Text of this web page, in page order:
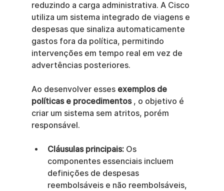
reduzindo a carga administrativa. A Cisco
utiliza um sistema integrado de viagens e
despesas que sinaliza automaticamente
gastos fora da política, permitindo
intervenções em tempo real em vez de
advertências posteriores.
Ao desenvolver esses exemplos de
políticas e procedimentos , o objetivo é
criar um sistema sem atritos, porém
responsável.
Cláusulas principais: Os
componentes essenciais incluem
definições de despesas
reembolsáveis e não reembolsáveis,